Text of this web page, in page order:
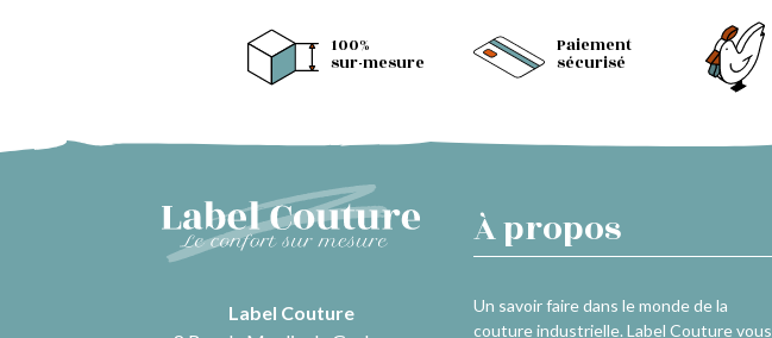
100%
sur-mesure
Paiement
sécurisé
Label Couture
À propos
Un savoir faire dans le monde de la
couture industrielle. Label Couture vous